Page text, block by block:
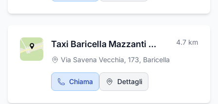
connessione internet. Assistenza continuativa
alimentazione, mobilizzazione eTaxi Baricella Mazzanti NCC 4.7 km
Via Savena Vecchia, 173, Baricella
Chiama Dettagli